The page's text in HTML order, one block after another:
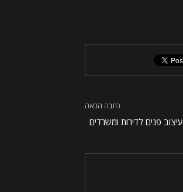
כתבה הבאה
עיצוב פנים לדירות ומשרדים